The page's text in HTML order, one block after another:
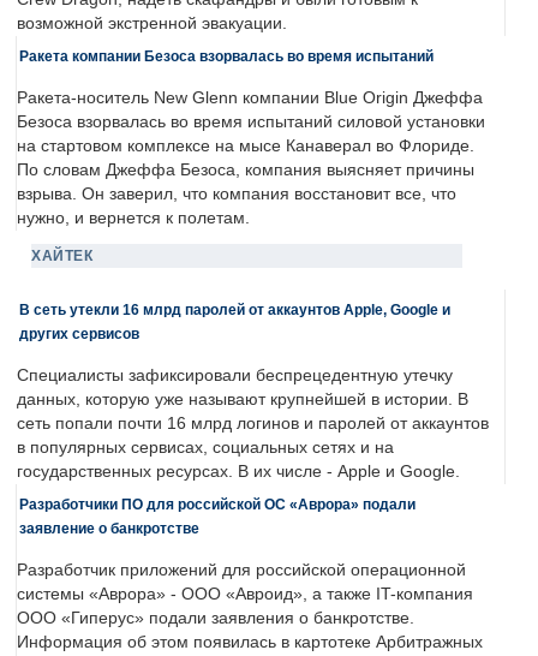
возможной экстренной эвакуации.
Ракета компании Безоса взорвалась во время испытаний
Ракета-носитель New Glenn компании Blue Origin Джеффа
Безоса взорвалась во время испытаний силовой установки
на стартовом комплексе на мысе Канаверал во Флориде.
По словам Джеффа Безоса, компания выясняет причины
взрыва. Он заверил, что компания восстановит все, что
нужно, и вернется к полетам.
ХАЙТЕК
В сеть утекли 16 млрд паролей от аккаунтов Apple, Google и
других сервисов
Специалисты зафиксировали беспрецедентную утечку
данных, которую уже называют крупнейшей в истории. В
сеть попали почти 16 млрд логинов и паролей от аккаунтов
в популярных сервисах, социальных сетях и на
государственных ресурсах. В их числе - Apple и Google.
Разработчики ПО для российской ОС «Аврора» подали
заявление о банкротстве
Разработчик приложений для российской операционной
системы «Аврора» - ООО «Авроид», а также IT-компания
ООО «Гиперус» подали заявления о банкротстве.
Информация об этом появилась в картотеке Арбитражных